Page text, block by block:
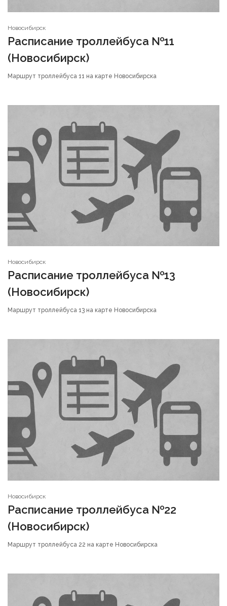
Новосибирск
Расписание троллейбуса №11
(Новосибирск)
Маршрут троллейбуса 11 на карте Новосибирска
Новосибирск
Расписание троллейбуса №13
(Новосибирск)
Маршрут троллейбуса 13 на карте Новосибирска
Новосибирск
Расписание троллейбуса №22
(Новосибирск)
Маршрут троллейбуса 22 на карте Новосибирска